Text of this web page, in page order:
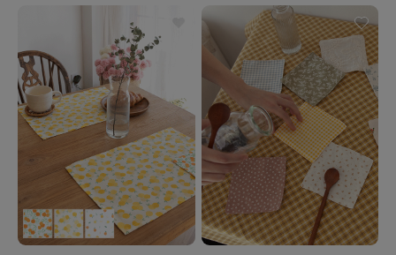
바솜